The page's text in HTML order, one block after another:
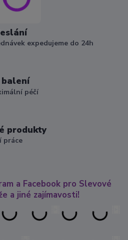
expedujeme do 24h
balení
péčí
produkty
práce
a Facebook pro Slevové
a jiné zajímavosti!